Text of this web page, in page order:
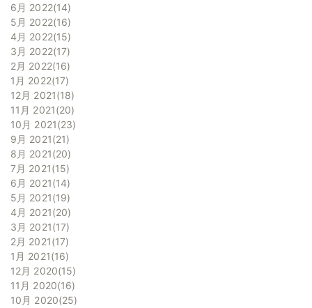
6月 2022 14
5月 2022 16
4月 2022 15
3月 2022 17
2月 2022 16
1月 2022 17
12月 2021 18
11月 2021 20
10月 2021 23
9月 2021 21
8月 2021 20
7月 2021 15
6月 2021 14
5月 2021 19
4月 2021 20
3月 2021 17
2月 2021 17
1月 2021 16
12月 2020 15
11月 2020 16
10月 2020 25